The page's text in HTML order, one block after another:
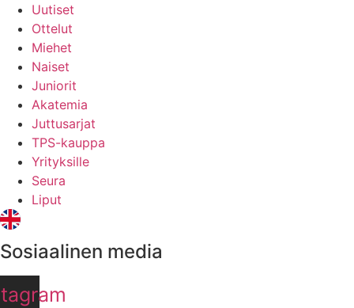
Uutiset
Ottelut
Miehet
Naiset
Juniorit
Akatemia
Juttusarjat
TPS-kauppa
Yrityksille
Seura
Liput
Sosiaalinen media